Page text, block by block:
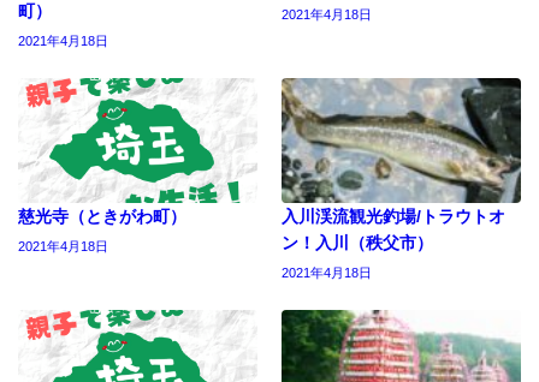
町）
2021年4月18日
2021年4月18日
慈光寺（ときがわ町）
2021年4月18日
入川渓流観光釣場/トラウトオ
ン！入川（秩父市）
2021年4月18日